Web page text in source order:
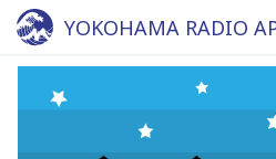
YOKOHAMA RADIO
yokohama 84.7